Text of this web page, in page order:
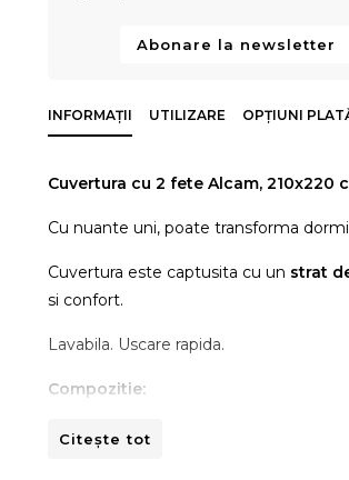
Abonare la newsletter
INFORMAȚII UTILIZARE OPȚIUNI
Cuvertura cu 2 fete Alcam, 210x220
Cu nuante uni, poate transforma
Cuvertura este captusita cu un strat
si confort.
Lavabila. Uscare rapida.
Compozitie:
Umplutura: fibra siliconica 100 gr/
Citește tot